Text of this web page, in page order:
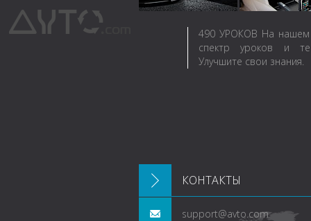
490 УРОКОВ На нашем
спектр уроков и
Улучшите свои знания.
КОНТАКТЫ
support@avto.com